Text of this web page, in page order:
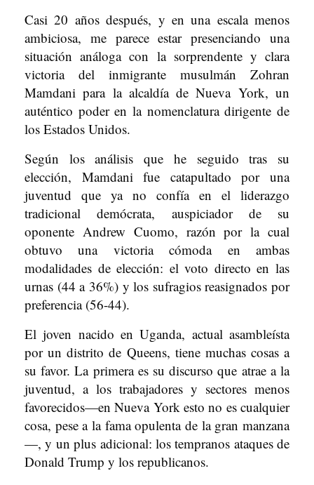
Casi 20 años después, y en una escala menos
ambiciosa, me parece estar presenciando una
situación análoga con la sorprendente y clara
victoria del inmigrante musulmán Zohran
Mamdani para la alcaldía de Nueva York, un
auténtico poder en la nomenclatura dirigente de
los Estados Unidos.
Según los análisis que he seguido tras su
elección, Mamdani fue catapultado por una
juventud que ya no confía en el liderazgo
tradicional demócrata, auspiciador de su
oponente Andrew Cuomo, razón por la cual
obtuvo una victoria cómoda en ambas
modalidades de elección: el voto directo en las
urnas (44 a 36%) y los sufragios reasignados por
preferencia (56-44).
El joven nacido en Uganda, actual asambleísta
por un distrito de Queens, tiene muchas cosas a
su favor. La primera es su discurso que atrae a la
juventud, a los trabajadores y sectores menos
favorecidos—en Nueva York esto no es cualquier
cosa, pese a la fama opulenta de la gran manzana
—, y un plus adicional: los tempranos ataques de
Donald Trump y los republicanos.